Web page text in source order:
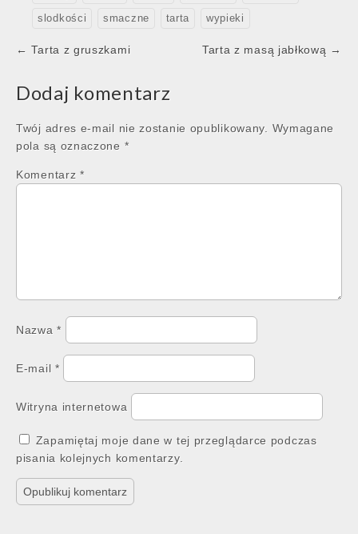
slodkości smaczne tarta wypieki
Post
← Tarta z gruszkami Tarta z masą jabłkową →
Dodaj komentarz
Twój adres e-mail nie zostanie opublikowany.
Wymagane
pola są oznaczone *
Komentarz *
Nazwa*
E-mail *
Witryna internetowa
Zapamiętaj moje dane w tej przeglądarce podczas
pisania kolejnych komentarzy.